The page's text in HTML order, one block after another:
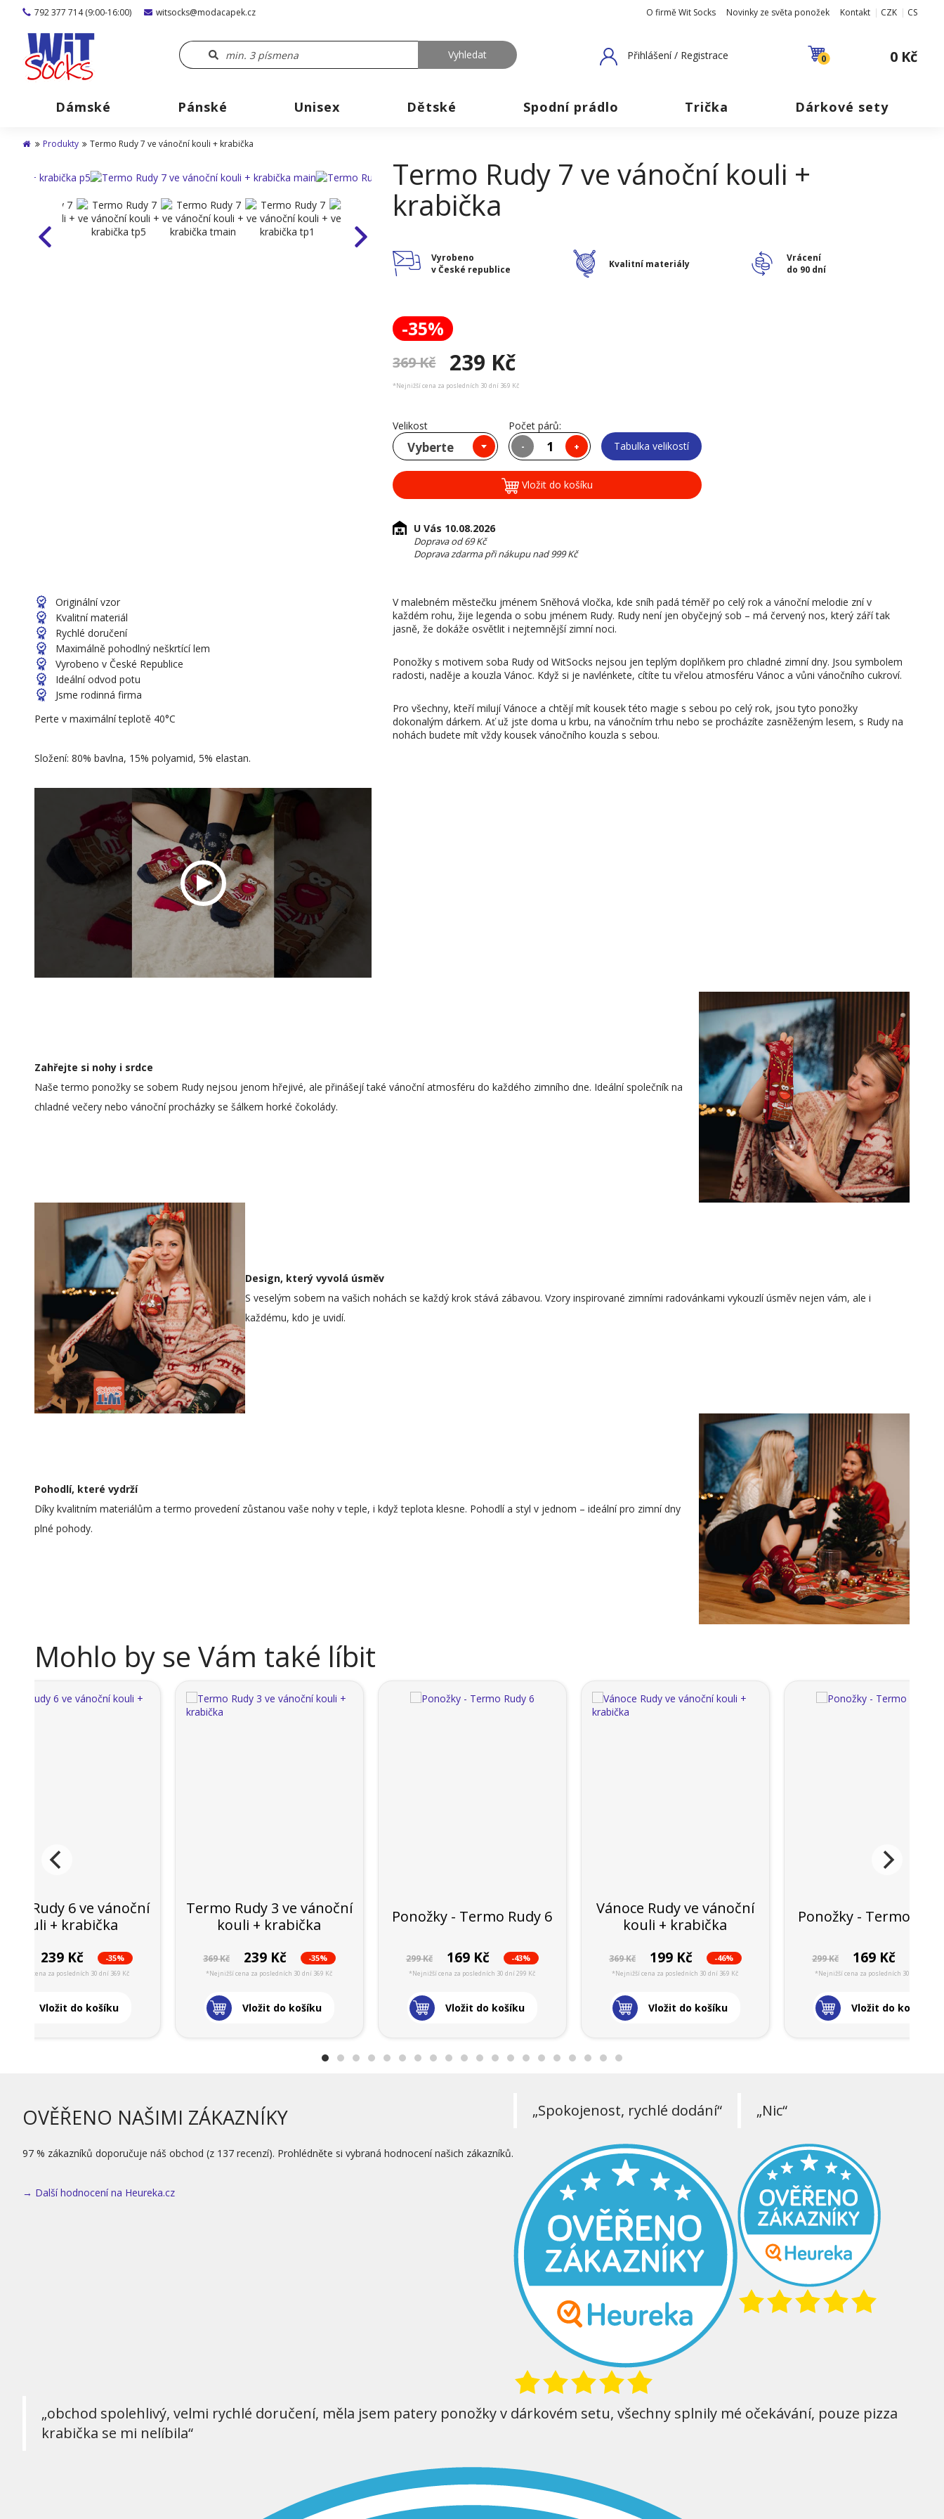
792 377 714 (9:00-16:00) witsocks@modacapek.cz O firmě Wit Socks Novinky ze světa ponožek Kontakt CZK CS
Přihlášení / Registrace 0 0 Kč
Dámské Pánské Unisex Dětské Spodní prádlo Trička Dárkové sety
Produkty Termo Rudy 7 ve vánoční kouli + krabička
Termo Rudy 7 ve vánoční kouli +
krabička
Vyrobeno
v České republice
Kvalitní materiály
Vrácení
do 90 dní
-35%
369 Kč 239 Kč
*Nejnižší cena za posledních 30 dní 369 Kč
Velikost
Vyberte
Počet párů:
- + Tabulka velikostí
Vložit do košíku
U Vás 10.08.2026
Doprava od 69 Kč
Doprava zdarma při nákupu nad 999 Kč
Originální vzor
Kvalitní materiál
Rychlé doručení
Maximálně pohodlný neškrtící lem
Vyrobeno v České Republice
Ideální odvod potu
Jsme rodinná firma
Perte v maximální teplotě 40°C
Složení: 80% bavlna, 15% polyamid, 5% elastan.
V malebném městečku jménem Sněhová vločka, kde sníh padá téměř po celý rok a vánoční melodie zní v
každém rohu, žije legenda o sobu jménem Rudy. Rudy není jen obyčejný sob – má červený nos, který září tak
jasně, že dokáže osvětlit i nejtemnější zimní noci.
Ponožky s motivem soba Rudy od WitSocks nejsou jen teplým doplňkem pro chladné zimní dny. Jsou symbolem
radosti, naděje a kouzla Vánoc. Když si je navlénkete, cítíte tu vřelou atmosféru Vánoc a vůni vánočního cukroví.
Pro všechny, kteří milují Vánoce a chtějí mít kousek této magie s sebou po celý rok, jsou tyto ponožky
dokonalým dárkem. Ať už jste doma u krbu, na vánočním trhu nebo se procházíte zasněženým lesem, s Rudy na
nohách budete mít vždy kousek vánočního kouzla s sebou.
Zahřejte si nohy i srdce
Naše termo ponožky se sobem Rudy nejsou jenom hřejivé, ale přinášejí také vánoční atmosféru do každého zimního dne. Ideální společník na
chladné večery nebo vánoční procházky se šálkem horké čokolády.
Design, který vyvolá úsměv
S veselým sobem na vašich nohách se každý krok stává zábavou. Vzory inspirované zimními radovánkami vykouzlí úsměv nejen vám, ale i
každému, kdo je uvidí.
Pohodlí, které vydrží
Díky kvalitním materiálům a termo provedení zůstanou vaše nohy v teple, i když teplota klesne. Pohodlí a styl v jednom – ideální pro zimní dny
plné pohody.
Mohlo by se Vám také líbit
Ponožky - Termo Rudy 6
299 Kč 169 Kč -43%
*Nejnižší cena za posledních 30 dní 299 Kč
Vložit do košíku
Vánoce Rudy ve vánoční
kouli + krabička
369 Kč 199 Kč -46%
*Nejnižší cena za posledních 30 dní 369 Kč
Vložit do košíku
Ponožky - Termo
299 Kč 169 Kč
*Nejnižší cena za posledních 30 dní 299 Kč
Vložit do košíku
Rudy 6 ve vánoční
kouli + krabička
239 Kč -35%
*Nejnižší cena za posledních 30 dní 369 Kč
Vložit do košíku
Termo Rudy 3 ve vánoční
kouli + krabička
369 Kč 239 Kč -35%
*Nejnižší cena za posledních 30 dní 369 Kč
Vložit do košíku
OVĚŘENO NAŠIMI ZÁKAZNÍKY
97 % zákazníků doporučuje náš obchod (z 137 recenzí). Prohlédněte si vybraná hodnocení našich zákazníků.
→ Další hodnocení na Heureka.cz
„Spokojenost, rychlé dodání“ „Nic“
„obchod spolehlivý, velmi rychlé doručení, měla jsem patery ponožky v dárkovém setu, všechny splnily mé očekávání, pouze pizza
krabička se mi nelíbila“